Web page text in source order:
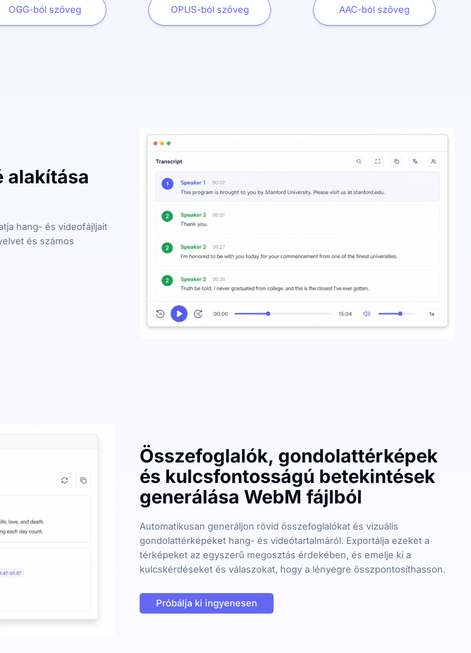
OGG-ból szöveg OPUS-ból szöveg AAC-ból szöveg
alakítása
hang- és videofájljait
és számos
Összefoglalók, gondolattérképek
és kulcsfontosságú betekintések
generálása WebM fájlból
Automatikusan generáljon rövid összefoglalókat és vizuális
gondolattérképeket hang- és videótartalmáról. Exportálja ezeket a
térképeket az egyszerű megosztás érdekében, és emelje ki a
kulcskérdéseket és válaszokat, hogy a lényegre összpontosíthasson.
Próbálja ki ingyenesen